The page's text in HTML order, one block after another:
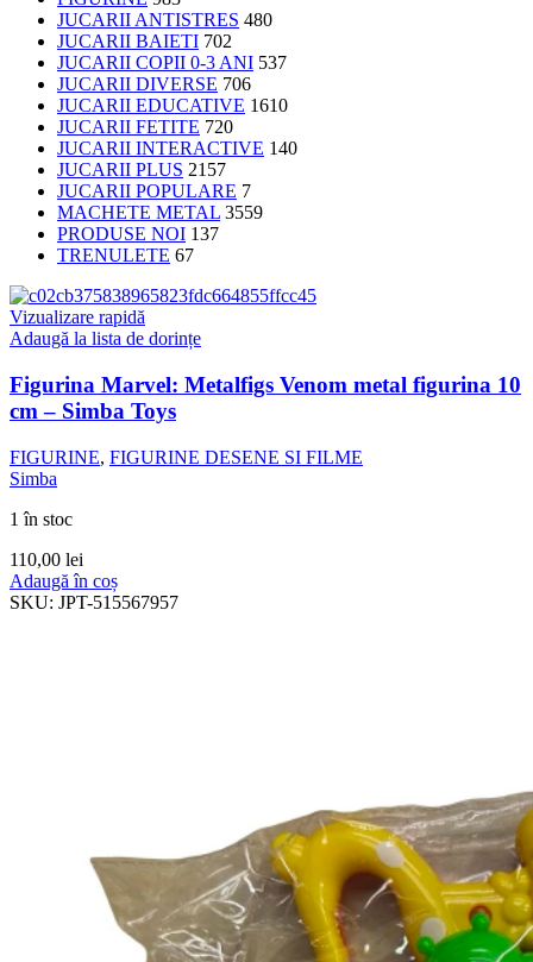
JUCARII ANTISTRES 480
JUCARII BAIETI 702
JUCARII COPII 0-3 ANI 537
JUCARII DIVERSE 706
JUCARII EDUCATIVE 1610
JUCARII FETITE 720
JUCARII INTERACTIVE 140
JUCARII PLUS 2157
JUCARII POPULARE 7
MACHETE METAL 3559
PRODUSE NOI 137
TRENULETE 67
Vizualizare rapidă
Adaugă la lista de dorințe
Figurina Marvel: Metalfigs Venom metal figurina 10
cm – Simba Toys
FIGURINE, FIGURINE DESENE SI FILME
Simba
1 în stoc
110,00 lei
Adaugă în coș
SKU: JPT-515567957